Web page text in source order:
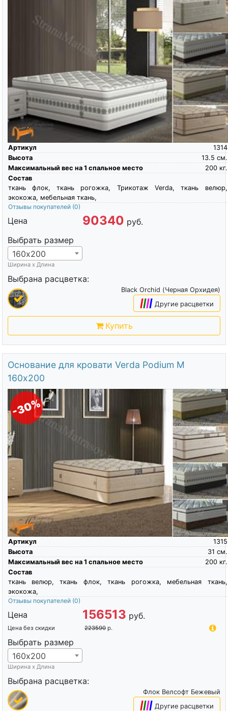
Артикул
1314
Высота
см.
13.5
Максимальный вес на 1 спальное место
кг.
200
Состав
ткань флок, ткань рогожка, Трикотаж Verda, ткань велюр,
экокожа, мебельная ткань,
Отзывы покупателей (0)
Цена 90340 руб.
Выбрать размер
160х200
Ширина х Длина
Выбрана расцветка:
Black Orchid (Черная Орхидея)
|||| Другие расцветки
Купить
Основание для кровати Verda Podium M
160х200
-30%
Артикул
1315
Высота
см.
31
Максимальный вес на 1 спальное место
кг.
200
Состав
ткань велюр, ткань флок, ткань рогожка, мебельная ткань,
экокожа,
Отзывы покупателей (0)
Цена 156513 руб.
Цена без скидки 223590 р.
Выбрать размер
160х200
Ширина х Длина
Выбрана расцветка:
Флок Велсофт Бежевый
|||| Другие расцветки